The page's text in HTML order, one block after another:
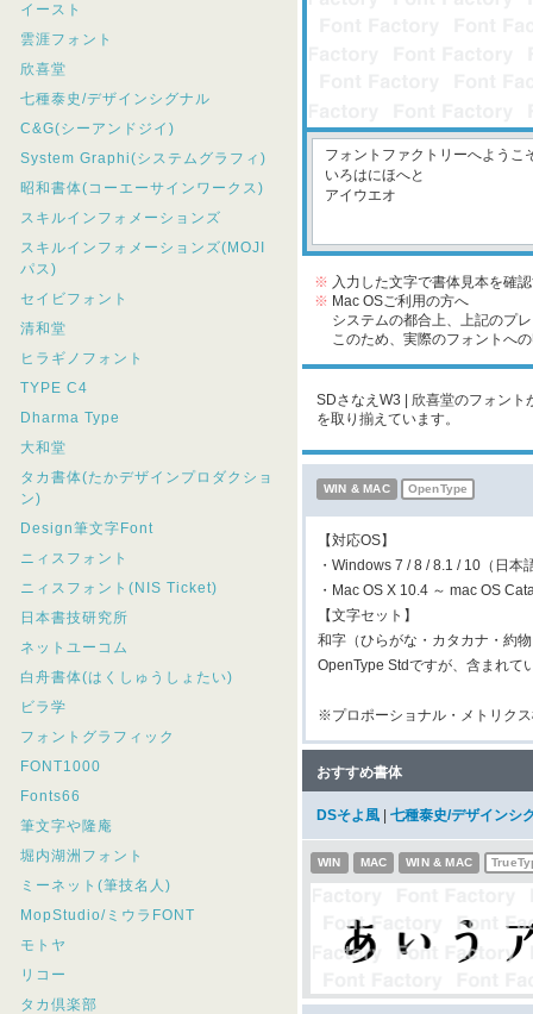
イースト
雲涯フォント
欣喜堂
七種泰史/デザインシグナル
C&G(シーアンドジイ)
System Graphi(システムグラフィ)
昭和書体(コーエーサインワークス)
スキルインフォメーションズ
スキルインフォメーションズ(MOJI
パス)
セイビフォント
清和堂
ヒラギノフォント
TYPE C4
Dharma Type
大和堂
タカ書体(たかデザインプロダクショ
ン)
Design筆文字Font
ニィスフォント
ニィスフォント(NIS Ticket)
日本書技研究所
ネットユーコム
白舟書体(はくしゅうしょたい)
ビラ学
フォントグラフィック
FONT1000
Fonts66
筆文字や隆庵
堀内湖洲フォント
ミーネット(筆技名人)
MopStudio/ミウラFONT
モトヤ
リコー
タカ倶楽部
※ 入力した文字で書体見本を確
※ Mac OSご利用の方へ
システムの都合上、上記のプ
このため、実際のフォントへの
SDさなえW3 | 欣喜堂のフォン
を取り揃えています。
WIN & MAC OpenType
【対応OS】
・Windows 7 / 8 / 8.1 / 10（日本
・Mac OS X 10.4 ～ mac OS
【文字セット】
和字（ひらがな・カタカナ・約
OpenType Stdですが、含まれて
※プロポーショナル・メトリク
おすすめ書体
DSそよ風 七種泰史/デザインシ
WIN MAC WIN & MAC